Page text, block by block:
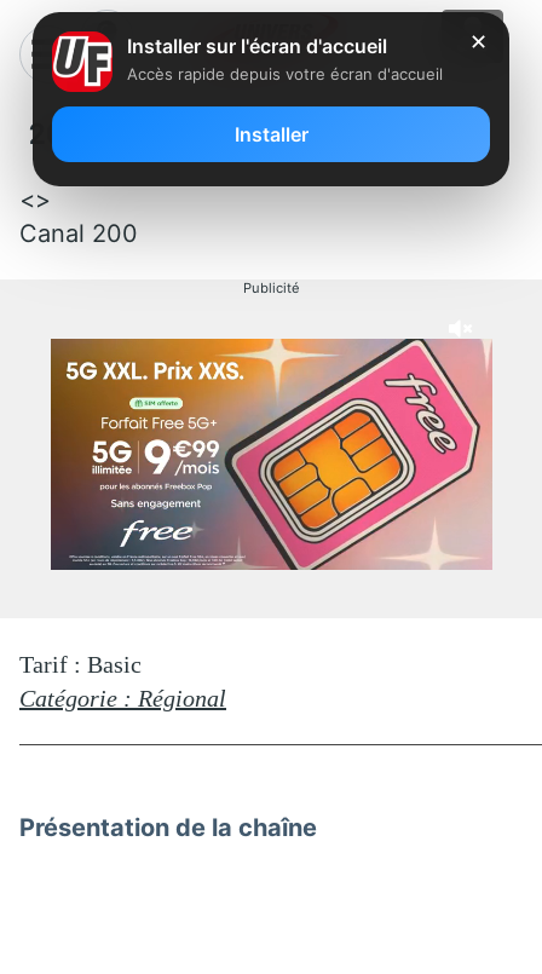
200 – TLM
<>
Canal 200
Publicité
Tarif : Basic
Catégorie : Régional
Présentation de la chaîne
✕
Installer sur l'écran d'accueil
Accès rapide depuis votre écran d'accueil
Installer